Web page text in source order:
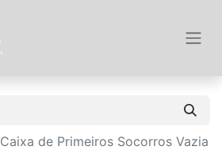
Caixa de Primeiros Socorros Vazia